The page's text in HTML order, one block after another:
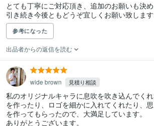
とても丁寧にご対応頂き、追加のお願いも決め
引き続き今後ともどうぞ宜しくお願い致します
参考になった
出品者からの返信を読む
wide brown 見積り相談
私のオリジナルキャラに息吹を吹き込んでく
を作ったり、ロゴを細かに入れてくれたり、
を作ってもらったので、大満足しています。
ありがとうございます。